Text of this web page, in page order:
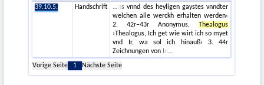
39.10.5.
Handschrift
ns vnnd des heyligen gaystes vnndter
welchen alle werckh erhalten werden‹
2. 42r–43r Anonymus,
Thealogus
›Thealogus, Ich get wie wirt ich so myet
vnd Ir, wa sol ich hinauß‹ 3. 44r
Zeichnungen von In
Vorige Seite
1 Nächste Seite